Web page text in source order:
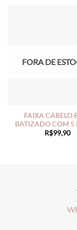
FORA DE
FAIXA CABELO
BATIZADO COM 5
R$99,90